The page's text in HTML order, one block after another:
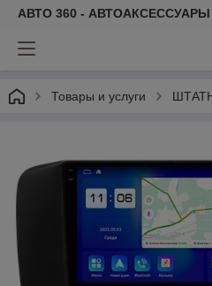
АВТО 360 -
Товары и услуги